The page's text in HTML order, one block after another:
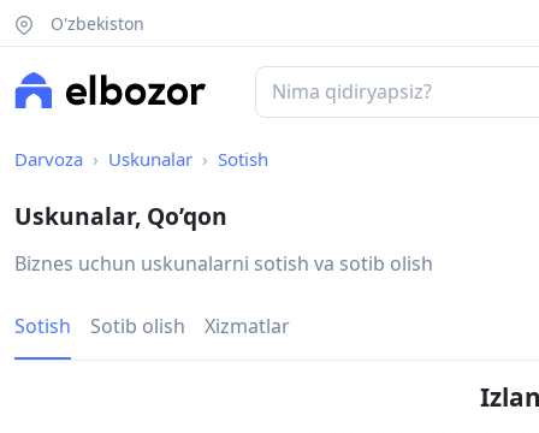
O'zbekiston
Darvoza Uskunalar Sotish
Uskunalar, Qo’qon
Biznes uchun uskunalarni sotish va sotib olish
Sotish Sotib olish Xizmatlar